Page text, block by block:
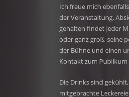
Ich freue mich
der Veranstaltung.
gehalten findet jeder
oder ganz groß, seine
der Bühne und einen
Kontakt zum Publikum
Die Drinks sind
mitgebrachte